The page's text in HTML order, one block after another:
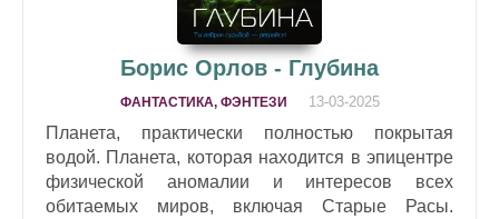
Борис Орлов - Глубина
ФАНТАСТИКА, ФЭНТЕЗИ 13-03-2025
Планета, практически полностью покрытая
водой. Планета, которая находится в эпицентре
физической аномалии и интересов всех
обитаемых миров, включая Старые Расы.